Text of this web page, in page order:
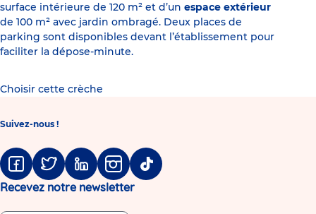
surface intérieure de 120 m² et d’un espace extérieur
de 100 m² avec jardin ombragé. Deux places de
parking sont disponibles devant l’établissement pour
faciliter la dépose-minute.
Choisir cette crèche
Suivez-nous !
FacebookTwitter LinkedinInstagramTiktok
Recevez notre newsletter